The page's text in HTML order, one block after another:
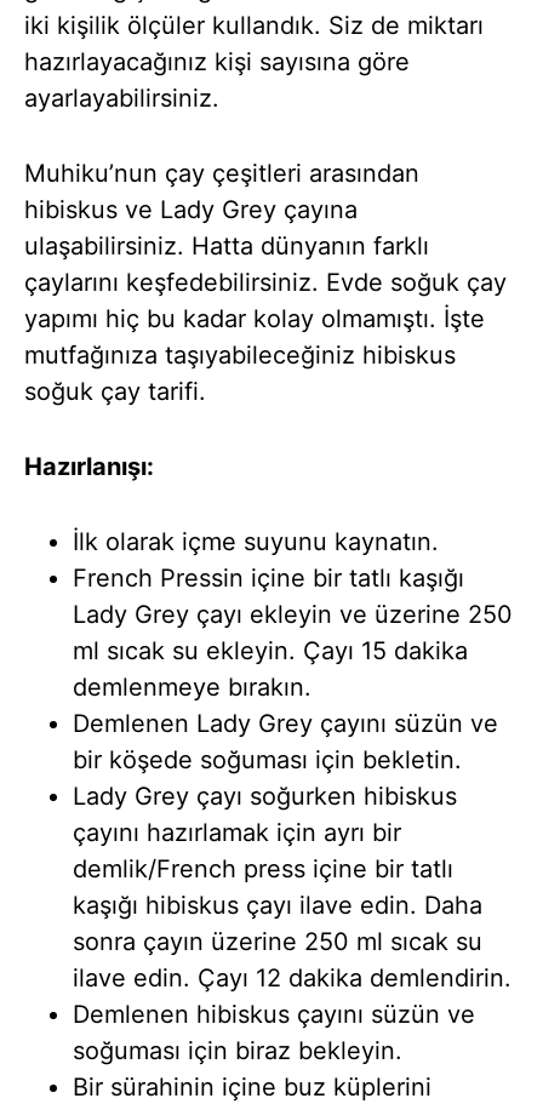
iki kişilik ölçüler kullandık. Siz de miktarı
hazırlayacağınız kişi sayısına göre
ayarlayabilirsiniz.
Muhiku’nun çay çeşitleri arasından
hibiskus ve Lady Grey çayına
ulaşabilirsiniz. Hatta dünyanın farklı
çaylarını keşfedebilirsiniz. Evde soğuk çay
yapımı hiç bu kadar kolay olmamıştı. İşte
mutfağınıza taşıyabileceğiniz hibiskus
soğuk çay tarifi.
Hazırlanışı:
İlk olarak içme suyunu kaynatın.
French Pressin içine bir tatlı kaşığı
Lady Grey çayı ekleyin ve üzerine 250
ml sıcak su ekleyin. Çayı 15 dakika
demlenmeye bırakın.
Demlenen Lady Grey çayını süzün ve
bir köşede soğuması için bekletin.
Lady Grey çayı soğurken hibiskus
çayını hazırlamak için ayrı bir
demlik/French press içine bir tatlı
kaşığı hibiskus çayı ilave edin. Daha
sonra çayın üzerine 250 ml sıcak su
ilave edin. Çayı 12 dakika demlendirin.
Demlenen hibiskus çayını süzün ve
soğuması için biraz bekleyin.
Bir sürahinin içine buz küplerini